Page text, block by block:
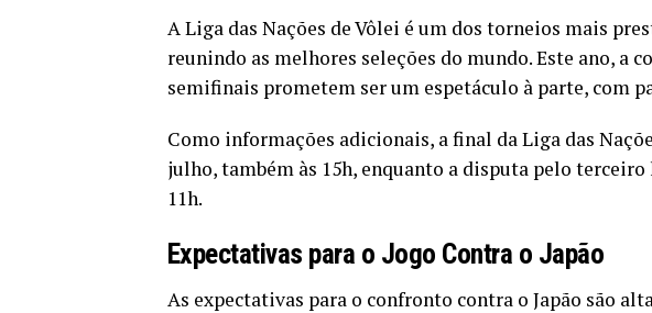
A Liga das Nações de Vôlei é um dos torneios mais
reunindo as melhores seleções do mundo. Este ano, a
semifinais prometem ser um espetáculo à parte, com
Como informações adicionais, a final da Liga das
julho, também às 15h, enquanto a disputa pelo
11h.
Expectativas para o Jogo Contra o Japão
As expectativas para o confronto contra o Japão são